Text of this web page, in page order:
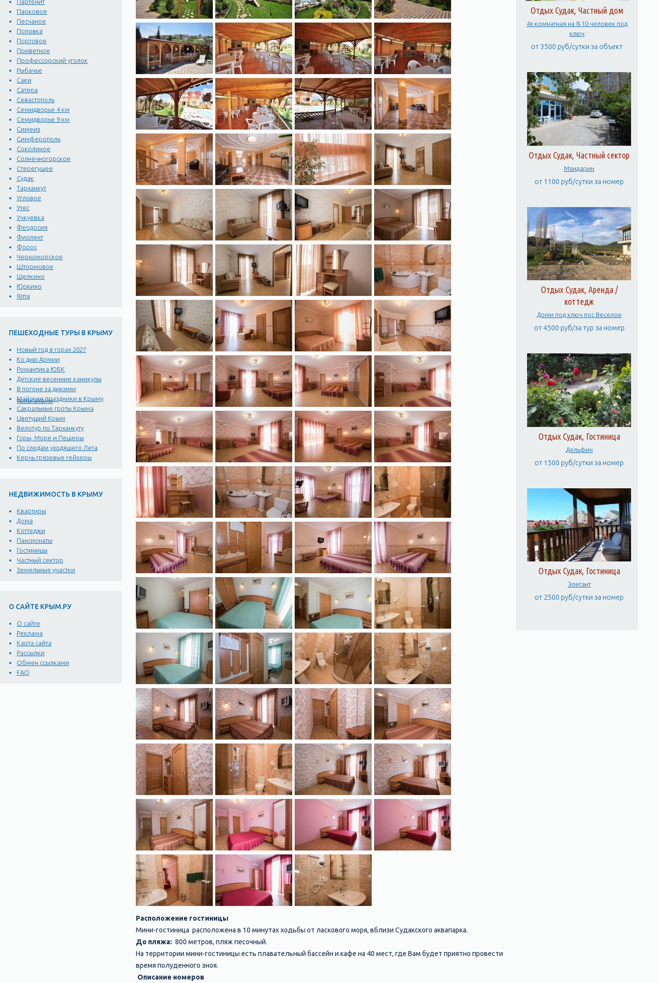
Партенит
Парковое
Песчаное
Поповка
Портовое
Приветное
Профессорский уголок
Рыбачье
Саки
Сатера
Севастополь
Семидворье 4 км
Семидворье 9 км
Симеиз
Симферополь
Соколиное
Солнечногорское
Стерегущее
Судак
Тарханкут
Угловое
Утес
Учкуевка
Феодосия
Фиолент
Форос
Черноморское
Штормовое
Щелкино
Юркино
Ялта
ПЕШЕХОДНЫЕ ТУРЫ В КРЫМУ
Новый год в горах 2027
Ко дню Армии
Романтика ЮБК
Детские весенние каникулы
В погоне за дикими
тюльпанами
Майские праздники в Крыму
Сакральные гроты Крыма
Цветущий Крым
Велотур по Тарханкуту
Горы, Море и Пещеры
По следам уходящего Лета
Керчь грязевые гейзеры
НЕДВИЖИМОСТЬ В КРЫМУ
Квартиры
Дома
Коттеджи
Пансионаты
Гостиницы
Частный сектор
Земельные участки
О САЙТЕ КРЫМ.РУ
О сайте
Реклама
Карта сайта
Рассылки
Обмен ссылками
FAQ
Расположение гостиницы
Мини-гостиница расположена в 10 минутах ходьбы от ласкового моря, вблизи Судакского аквапарка.
До пляжа: 800 метров, пляж песочный.
На территории мини-гостиницы есть плавательный бассейн и кафе на 40 мест, где Вам будет приятно провести
время полуденного зноя.
Описание номеров
Отдых Судак, Частный дом
4х комнатная на 8-10 человек под
ключ
от 3500 руб/сутки за объект
Отдых Судак, Частный сектор
Мандарин
от 1100 руб/сутки за номер
Отдых Судак, Аренда /
коттедж
Доми под ключ пос Веселое
от 4500 руб/за тур за номер
Отдых Судак, Гостиница
Дельфин
от 1500 руб/сутки за номер
Отдых Судак, Гостиница
Элегант
от 2500 руб/сутки за номер